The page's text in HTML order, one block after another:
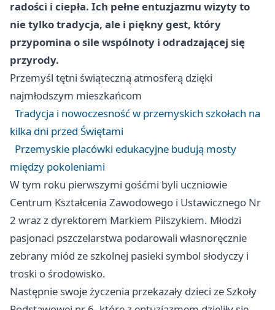
radości i ciepła. Ich pełne entuzjazmu wizyty to
nie tylko tradycja, ale i piękny gest, który
przypomina o sile wspólnoty i odradzającej się
przyrody.
Przemyśl tętni świąteczną atmosferą dzięki
najmłodszym mieszkańcom
Tradycja i nowoczesność w przemyskich szkołach na
kilka dni przed Świętami
Przemyskie placówki edukacyjne budują mosty
między pokoleniami
W tym roku pierwszymi gośćmi byli uczniowie
Centrum Kształcenia Zawodowego i Ustawicznego Nr
2 wraz z dyrektorem Markiem Pilszykiem. Młodzi
pasjonaci pszczelarstwa podarowali własnoręcznie
zebrany miód ze szkolnej pasieki symbol słodyczy i
troski o środowisko.
Następnie swoje życzenia przekazały dzieci ze Szkoły